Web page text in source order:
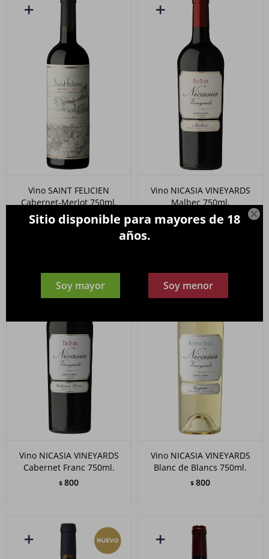

Sitio disponible para mayores de 18
años.
Soy mayor Soy menor
Vino SAINT FELICIEN
Cabernet-Merlot 750ml.
$ 920
Vino NICASIA VINEYARDS
Malbec 750ml.
$ 800
Vino NICASIA VINEYARDS
Cabernet Franc 750ml.
$ 800
Vino NICASIA VINEYARDS
Blanc de Blancs 750ml.
$ 800